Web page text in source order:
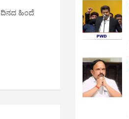
ದಿನದ ಹಿಂದೆ